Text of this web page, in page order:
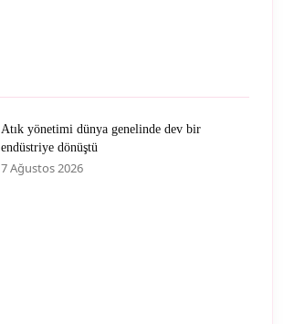
Atık yönetimi dünya genelinde dev bir
endüstriye dönüştü
7 Ağustos 2026